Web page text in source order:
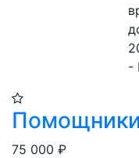
-
Помощники
75 000 ₽